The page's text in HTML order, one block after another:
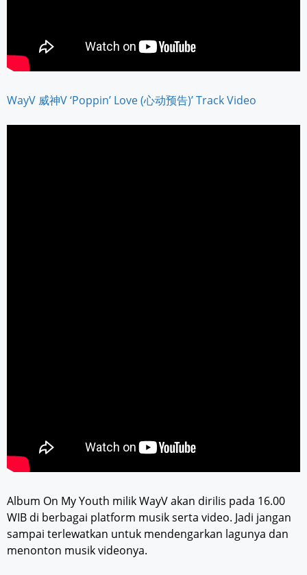
WayV 威神V ‘Poppin’ Love (心动预告)’ Track Video
Album On My Youth milik WayV akan dirilis pada 16.00
WIB di berbagai platform musik serta video. Jadi jangan
sampai terlewatkan untuk mendengarkan lagunya dan
menonton musik videonya.